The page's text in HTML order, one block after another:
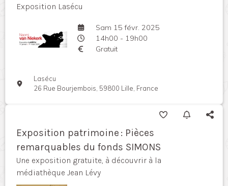
Exposition Lasécu
Sam 15 févr. 2025
14h00 - 19h00
Gratuit
Lasécu
26 Rue Bourjembois, 59800 Lille, France
Exposition patrimoine : Pièces
remarquables du fonds SIMONS
Une exposition gratuite, à découvrir à la
médiathèque Jean Lévy